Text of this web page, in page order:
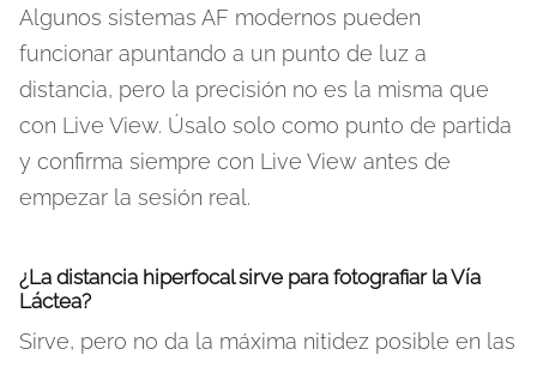
Algunos sistemas AF modernos pueden
funcionar apuntando a un punto de luz a
distancia, pero la precisión no es la misma que
con Live View. Úsalo solo como punto de partida
y confirma siempre con Live View antes de
empezar la sesión real.
¿La distancia hiperfocal sirve para fotografiar la Vía
Láctea?
Sirve, pero no da la máxima nitidez posible en las